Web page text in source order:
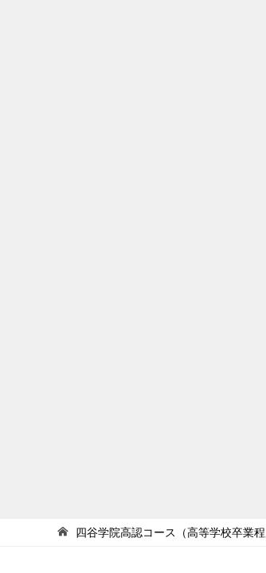
四谷学院高認コース（高等学校卒業